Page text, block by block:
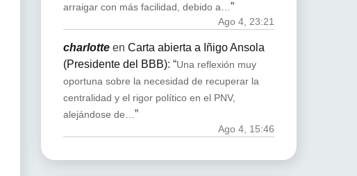
arraigar con más facilidad, debido a…”
Ago 4, 23:21
charlotteen Carta abierta a Iñigo Ansola
(Presidente del BBB): “Una reflexión muy
oportuna sobre la necesidad de recuperar la
centralidad y el rigor político en el PNV,
alejándose de…”
Ago 4, 15:46